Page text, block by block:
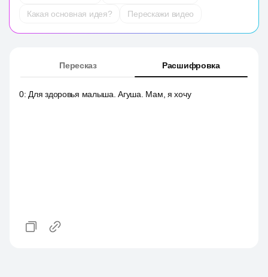
Какая основная идея?
Перескажи видео
Пересказ Расшифровка
0: Для здоровья малыша. Агуша. Мам, я хочу